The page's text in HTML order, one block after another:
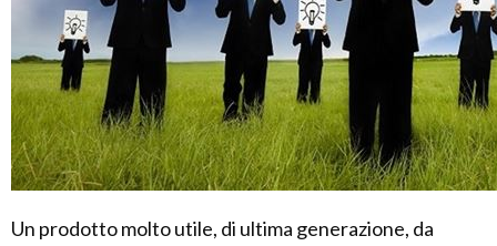
Un prodotto molto utile, di ultima generazione, da